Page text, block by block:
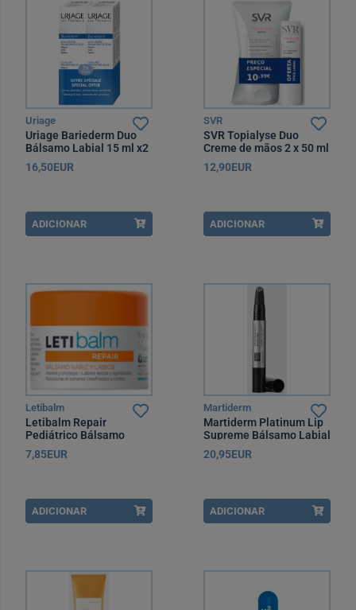
Uriage
Uriage Bariederm Duo
Bálsamo Labial 15 ml x2
16,50EUR
ADICIONAR
SVR
SVR Topialyse Duo
Creme de mãos 2 x 50 ml
com Oferta de Stick
labial 4g
12,90EUR
ADICIONAR
Letibalm
Letibalm Repair
Pediátrico Bálsamo
Reparador Nariz e
Lábios 10 ml
7,85EUR
ADICIONAR
Martiderm
Martiderm Platinum Lip
Supreme Bálsamo Labial
4,5 ml
20,95EUR
ADICIONAR